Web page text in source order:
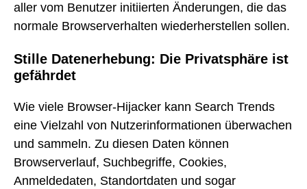
aller vom Benutzer initiierten Änderungen, die das
normale Browserverhalten wiederherstellen sollen.
Stille Datenerhebung: Die Privatsphäre ist
gefährdet
Wie viele Browser-Hijacker kann Search Trends
eine Vielzahl von Nutzerinformationen überwachen
und sammeln. Zu diesen Daten können
Browserverlauf, Suchbegriffe, Cookies,
Anmeldedaten, Standortdaten und sogar